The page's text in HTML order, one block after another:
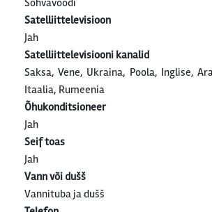
Sohvavoodi
Satelliittelevisioon
Jah
Satelliittelevisiooni kanalid
Saksa, Vene, Ukraina, Poola, Inglise,
Itaalia, Rumeenia
Õhukonditsioneer
Jah
Seif toas
Jah
Vann või dušš
Vannituba ja dušš